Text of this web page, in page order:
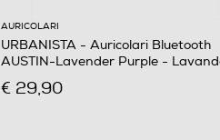
AURICOLARI
URBANISTA - Auricolari Bluetooth
AUSTIN-Lavender Purple -
€ 29,90